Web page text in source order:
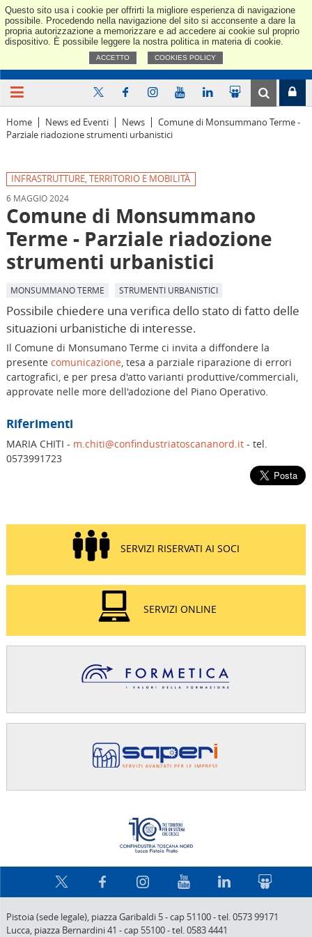
Questo sito usa i cookie per offrirti la migliore esperienza di navigazione
possibile. Procedendo nella navigazione del sito si acconsente a dare la
propria autorizzazione a memorizzare e ad accedere ai cookie sul proprio
dispositivo. È possibile leggere la nostra politica in materia di cookie.
ACCETTO COOKIES POLICY
Home News ed Eventi News
Comune di Monsummano Terme -
Parziale riadozione strumenti urbanistici
INFRASTRUTTURE, TERRITORIO E MOBILITÀ
6 MAGGIO 2024
Comune di Monsummano
Terme - Parziale riadozione
strumenti urbanistici
MONSUMMANO TERME STRUMENTI URBANISTICI
Possibile chiedere una verifica dello stato di fatto delle
situazioni urbanistiche di interesse.
Il Comune di Monsumano Terme ci invita a diffondere la
presente comunicazione, tesa a parziale riparazione di errori
cartografici, e per presa d'atto varianti produttive/commerciali,
approvate nelle more dell'adozione del Piano Operativo.
Riferimenti
MARIA CHITI - m.chiti@confindustriatoscananord.it- tel.
0573991723
SERVIZI RISERVATI AI SOCI
SERVIZI ONLINE
Pistoia (sede legale), piazza Garibaldi 5-cap 51100-tel. 0573 99171
Lucca, piazza Bernardini 41 -cap 55100-tel. 0583 4441